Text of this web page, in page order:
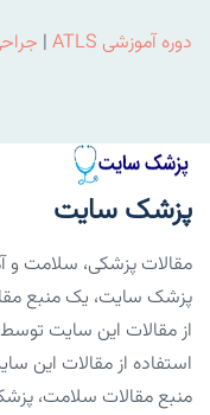
دوره آموزشی ATLS |
پزشک سایت
مقالات پزشکی، سلامت و
پزشک سایت، یک منبع
از مقالات این سایت
استفاده از مقالات این
منبع مقالات سلامت،